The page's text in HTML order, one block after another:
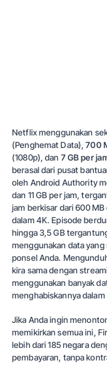
Netflix menggunakan
(Penghemat Data),700
(1080p), dan 7 GB per
berasal dari pusat
oleh Android Authority
dan 11 GB per jam,
jam berkisar dari 600 MB
dalam 4K. Episode
hingga 3,5 GB
menggunakan data
ponsel Anda.
kira sama dengan
menggunakan banyak
menghabiskannya
Jika Anda ingin
memikirkan semua ini,
lebih dari 185 negara
pembayaran, tanpa